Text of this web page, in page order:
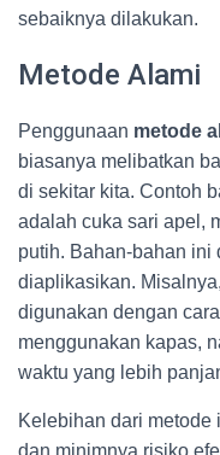
sebaiknya dilakukan.
Metode Alami
Penggunaan metode
biasanya melibatkan
di sekitar kita. Contoh
adalah cuka sari apel,
putih. Bahan-bahan ini
diaplikasikan.
digunakan dengan
menggunakan kapas,
waktu yang lebih
Kelebihan dari metode
dan minimnya risiko